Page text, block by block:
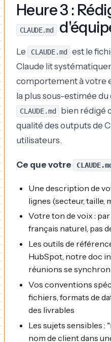
Heure 3 :
CLAUDE.md
Le CLAUDE.md
est le
Claude lit
comportement à votre
la plus sous-estimée
CLAUDE.md
bien rédigé
qualité des outputs de
utilisateurs.
Ce que votre
Une description de
lignes (secteur, taille,
Votre ton de voix : par
français naturel, pas
Les outils de
HubSpot, notre doc
réunions se
Vos conventions
fichiers, formats de
des livrables
Les sujets sensibles :
nom de client dans